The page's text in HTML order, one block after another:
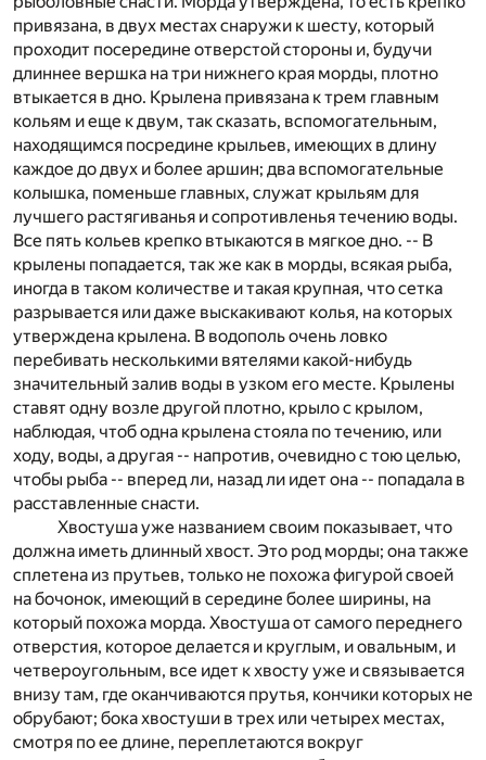
привязана, в двух местах снаружи к шесту, который
проходит посередине отверстой стороны и, будучи
длиннее вершка на три нижнего края морды, плотно
втыкается в дно. Крылена привязана к трем главным
кольям и еще к двум, так сказать, вспомогательным,
находящимся посредине крыльев, имеющих в длину
каждое до двух и более аршин; два вспомогательные
колышка, поменьше главных, служат крыльям для
лучшего растягиванья и сопротивленья течению воды.
Все пять кольев крепко втыкаются в мягкое дно. -- В
крылены попадается, так же как в морды, всякая рыба,
иногда в таком количестве и такая крупная, что сетка
разрывается или даже выскакивают колья, на которых
утверждена крылена. В водополь очень ловко
перебивать несколькими вятелями какой-нибудь
значительный залив воды в узком его месте. Крылены
ставят одну возле другой плотно, крыло с крылом,
наблюдая, чтоб одна крылена стояла по течению, или
ходу, воды, а другая -- напротив, очевидно с тою целью,
чтобы рыба -- вперед ли, назад ли идет она -- попадала в
расставленные снасти.
Хвостуша уже названием своим показывает, что
должна иметь длинный хвост. Это род морды; она также
сплетена из прутьев, только не похожа фигурой своей
на бочонок, имеющий в середине более ширины, на
который похожа морда. Хвостуша от самого переднего
отверстия, которое делается и круглым, и овальным, и
четвероугольным, все идет к хвосту уже и связывается
внизу там, где оканчиваются прутья, кончики которых не
обрубают; бока хвостуши в трех или четырех местах,
смотря по ее длине, переплетаются вокруг